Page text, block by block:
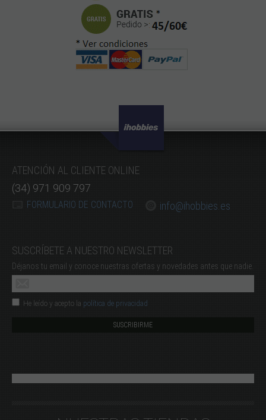
ATENCIÓN AL CLIENTE ONLINE
(34) 971 909 797
FORMULARIO DE CONTACTO info@ihobbies.es
SUSCRÍBETE A NUESTRO NEWSLETTER
Déjanos tu email y conoce nuestras ofertas y novedades antes que nadie.
He leído y acepto la política de privacidad